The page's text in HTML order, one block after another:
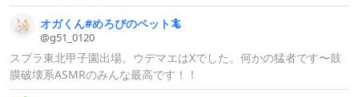
オガくん#めろぴのペット🦎
@g51_ 0120
スプラ東北甲子園出場。ウデマエはXでした。何かの猛者です〜鼓
膜破壊系ASMRのみんな最高です！！